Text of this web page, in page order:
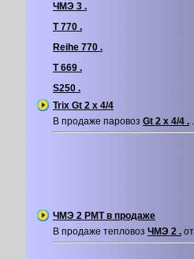
ЧМЭ 3 .
T 770 .
Reihe 770 .
T 669 .
S250 .
Trix Gt 2 х 4/4
В продаже паровоз Gt 2 х 4/4 .
ЧМЭ 2 PMT в продаже
В продаже тепловоз ЧМЭ 2 .